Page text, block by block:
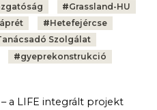
#Grassland-HU
#Hetefejércse
Szolgálat
#gyeprekonstrukció
a LIFE integrált projekt